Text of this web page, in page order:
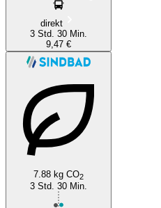
direkt
3 Std. 30 Min.
9,47 €
7.88 kg CO2
3 Std. 30 Min.